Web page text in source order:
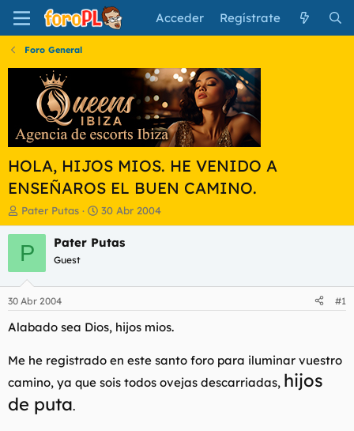
Acceder Regístrate
Foro General
HOLA, HIJOS MIOS. HE VENIDO A
ENSEÑAROS EL BUEN CAMINO.
I
n
i
c
a
d
o
r
l
t
m
Pater Putas
F
e
c
i
n
i
o
30 Abr 2004
P Pater Putas
Guest
30 Abr 2004 #1
Alabado sea Dios, hijos mios.
Me he registrado en este santo foro para iluminar vuestro
camino, ya que sois todos ovejas descarriadas, hijos
de puta.